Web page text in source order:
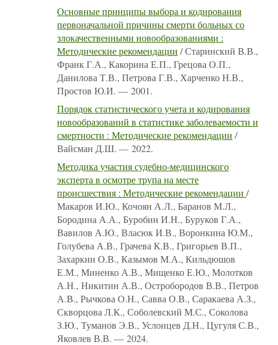
Основные принципы выбора и кодирования
первоначальной причины смерти больных со
злокачественными новообразованиями :
Методические рекомендации / Старинский В.В.,
Франк Г.А., Какорина Е.П., Грецова О.П.,
Данилова Т.В., Петрова Г.В., Харченко Н.В.,
Простов Ю.И. — 2001.
Порядок статистического учета и кодирования
новообразований в статистике заболеваемости и
смертности : Методические рекомендации /
Вайсман Д.Ш. — 2022.
Методика участия судебно-медицинского
эксперта в осмотре трупа на месте
происшествия : Методические рекомендации /
Макаров И.Ю., Кочоян А.Л., Баранов М.Л.,
Бородина А.А., Буробин И.Н., Буруков Г.А.,
Вавилов А.Ю., Власюк И.В., Воронкина Ю.М.,
Голубева А.В., Грачева К.В., Григорьев В.П.,
Захаркин О.В., Казымов М.А., Кильдюшов
Е.М., Миненко А.В., Мищенко Е.Ю., Молотков
А.Н., Никитин А.В., Остробородов В.В., Петров
А.В., Рычкова О.Н., Савва О.В., Саракаева А.З.,
Скворцова Л.К., Соболевский М.С., Соколова
З.Ю., Туманов Э.В., Услонцев Д.Н., Цугуля С.В.,
Яковлев В.В. — 2024.